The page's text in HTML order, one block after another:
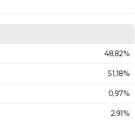
48,82%
51,18%
0,97%
2,91%